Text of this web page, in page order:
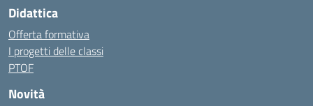
Didattica
Offerta formativa
I progetti delle classi
PTOF
Novità